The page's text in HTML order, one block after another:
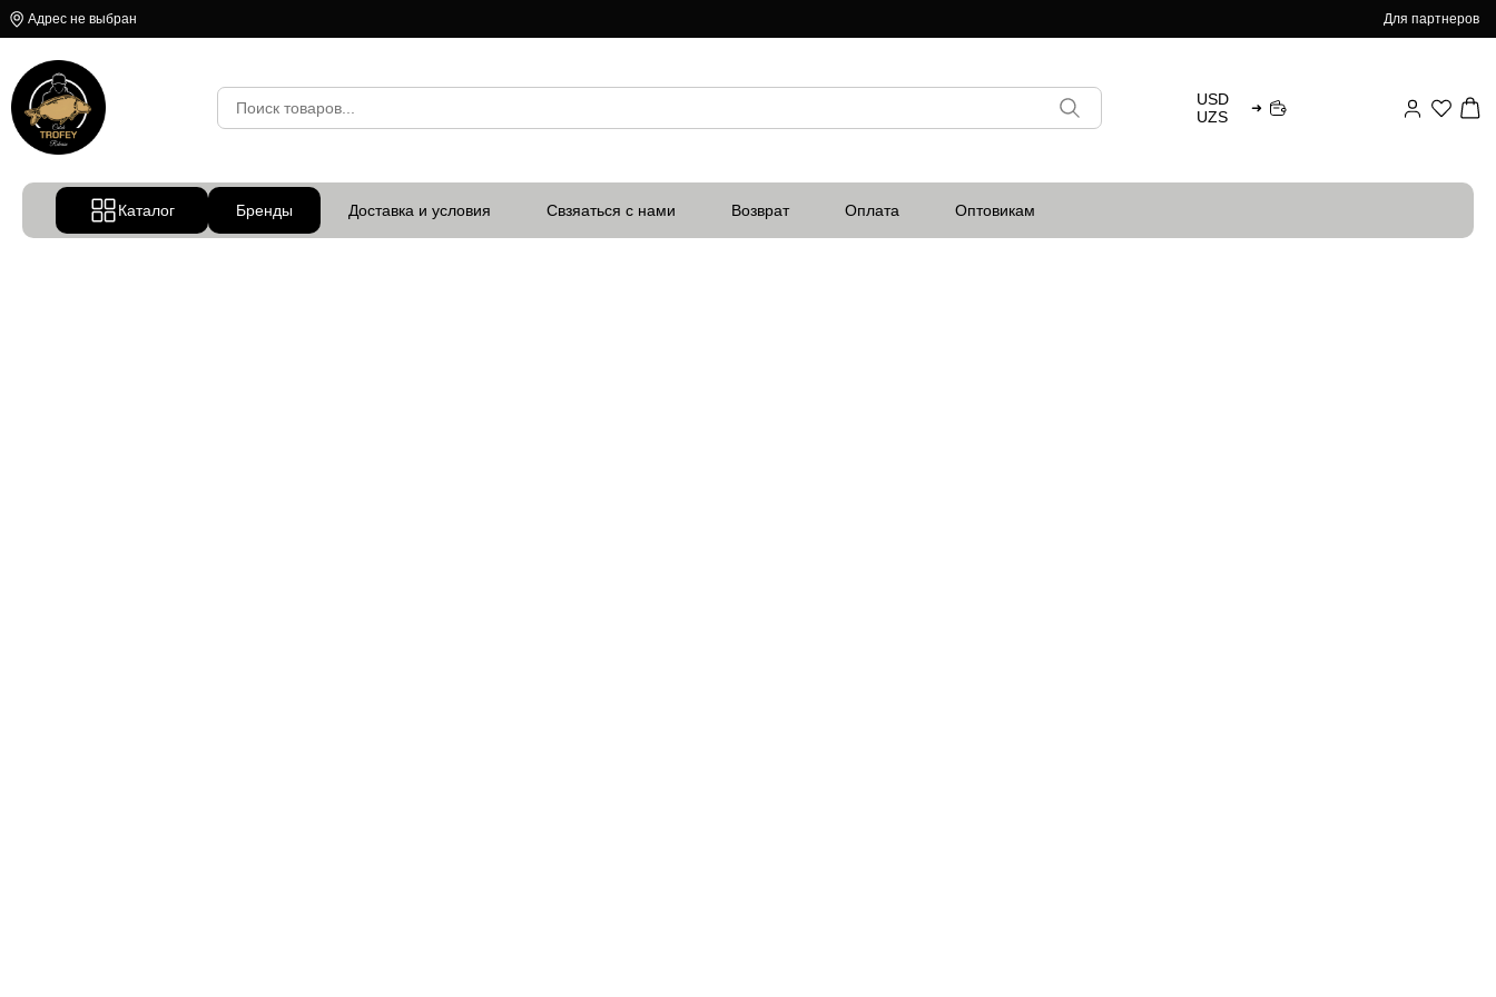
Адрес не выбран Для партнеров
USD
UZS
➜
Каталог Бренды Доставка и условия Свзяаться с нами Возврат Оплата Оптовикам